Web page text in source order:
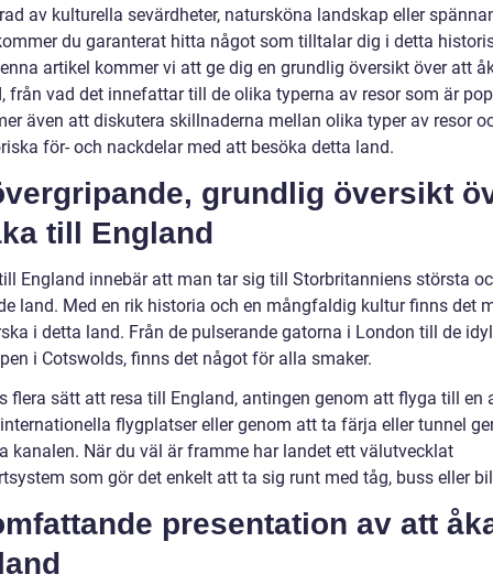
av kulturella sevärdheter, natursköna landskap eller
du garanterat hitta något som tilltalar dig i detta
artikel kommer vi att ge dig en grundlig översikt över att
från vad det innefattar till de olika typerna av resor som är
även att diskutera skillnaderna mellan olika typer av resor
för- och nackdelar med att besöka detta land.
grundlig översikt
till England
England innebär att man tar sig till Storbritanniens största
land. Med en rik historia och en mångfaldig kultur finns det
i detta land. Från de pulserande gatorna i London till de
i Cotswolds, finns det något för alla smaker.
flera sätt att resa till England, antingen genom att flyga till en
flygplatser eller genom att ta färja eller tunnel
kanalen. När du väl är framme har landet ett välutvecklat
som gör det enkelt att ta sig runt med tåg, buss eller
presentation av att